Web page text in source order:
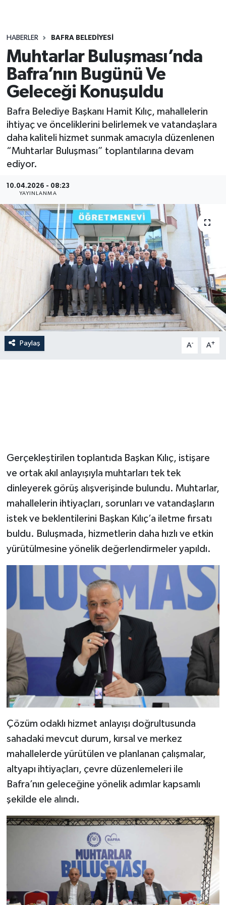
HABERLER BAFRA BELEDIYESI
Muhtarlar Buluşması’nda
Bafra’nın Bugünü Ve
Geleceği Konuşuldu
Bafra Belediye Başkanı Hamit Kılıç, mahallelerin
ihtiyaç ve önceliklerini belirlemek ve vatandaşlara
daha kaliteli hizmet sunmak amacıyla düzenlenen
“Muhtarlar Buluşması” toplantılarına devam
ediyor.
10.04.2026 - 08:23
YAYINLANMA
Paylaş A- A+
Gerçekleştirilen toplantıda Başkan Kılıç, istişare
ve ortak akıl anlayışıyla muhtarları tek tek
dinleyerek görüş alışverişinde bulundu. Muhtarlar,
mahallelerin ihtiyaçları, sorunları ve vatandaşların
istek ve beklentilerini Başkan Kılıç’a iletme fırsatı
buldu. Buluşmada, hizmetlerin daha hızlı ve etkin
yürütülmesine yönelik değerlendirmeler yapıldı.
Çözüm odaklı hizmet anlayışı doğrultusunda
sahadaki mevcut durum, kırsal ve merkez
mahallelerde yürütülen ve planlanan çalışmalar,
altyapı ihtiyaçları, çevre düzenlemeleri ile
Bafra’nın geleceğine yönelik adımlar kapsamlı
şekilde ele alındı.